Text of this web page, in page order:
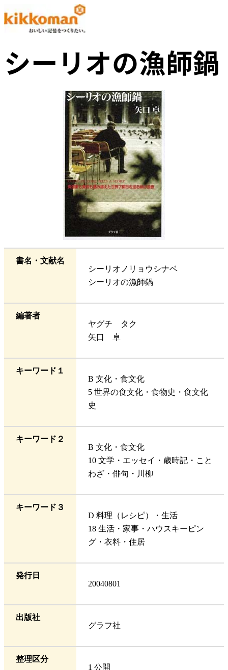
シーリオの漁師鍋
書名・文献名
シーリオノリョウシナベ
シーリオの漁師鍋
編著者
ヤグチ タク
矢口 卓
キーワード１
B 文化・食文化
5 世界の食文化・食物史・食文化
史
キーワード２
B 文化・食文化
10 文学・エッセイ・歳時記・こと
わざ・俳句・川柳
キーワード３
D 料理（レシピ）・生活
18 生活・家事・ハウスキーピン
グ・衣料・住居
発行日
20040801
出版社
グラフ社
整理区分
1 公開